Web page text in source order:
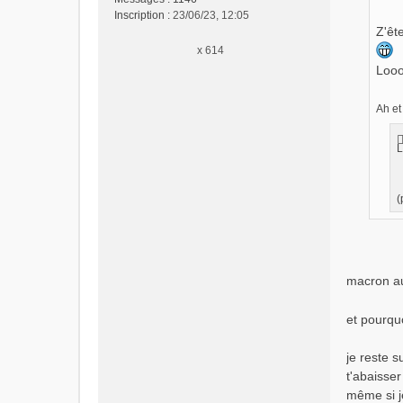
Inscription : 23/06/23, 12:05
x 614
Ah
macron
et
je reste
même si